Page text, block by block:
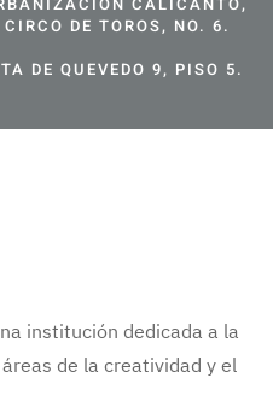
DE TOROS, NO. 6.
DE QUEVEDO 9, PISO 5.
institución dedicada a la
de la creatividad y el